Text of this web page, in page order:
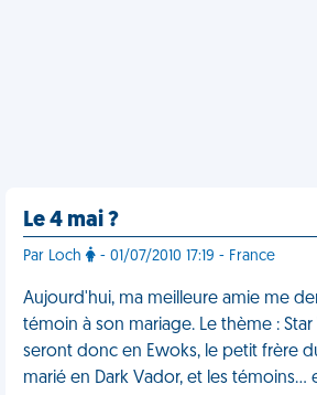
Le 4 mai ?
Par Loch - 01/07/2010 17:19 - France
Aujourd'hui, ma meilleure amie me
témoin à son mariage. Le thème : Star
seront donc en Ewoks, le petit frère
marié en Dark Vador, et les témoins...